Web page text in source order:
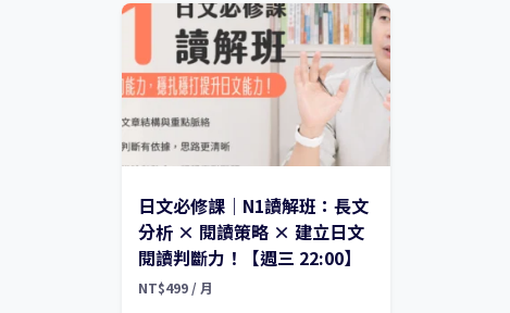
日文必修課｜N1讀解班：長文
分析 × 閱讀策略 × 建立日文
閱讀判斷力！【週三 22:00】
NT$499/ 月